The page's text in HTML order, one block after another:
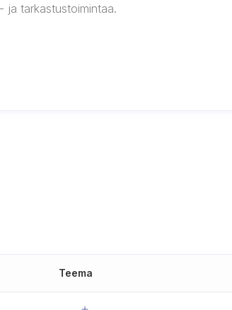
ja tarkastustoimintaa.
Teema